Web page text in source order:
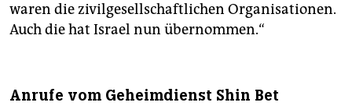
waren die zivilgesellschaftlichen Organisationen.
Auch die hat Israel nun übernommen.“
Anrufe vom Geheimdienst Shin Bet